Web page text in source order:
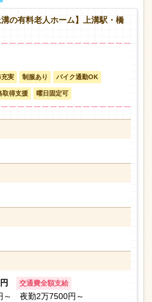
から就業まで
問い合わせ
の有料老人ホーム】上溝駅・橋
充実 制服あり バイク通勤OK
取得支援 曜日固定可
交通費全額支給
夜勤2万7500円～